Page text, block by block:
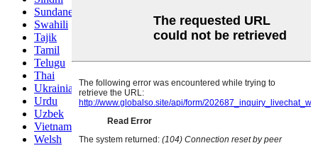
Sundanese
Swahili
Tajik
Tamil
Telugu
Thai
Ukrainian
Urdu
Uzbek
Vietnamese
Welsh